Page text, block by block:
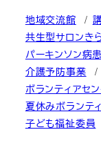
地域交流館
共生型サロンき
パーキンソン病
介護予防事業
ボランティアセ
夏休みボランテ
子ども福祉委員